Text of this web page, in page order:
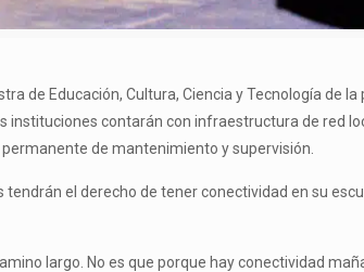
de Educación, Cultura, Ciencia y Tecnología de la
instituciones contarán con infraestructura de red
de mantenimiento y supervisión.
el derecho de tener conectividad en su
largo. No es que porque hay conectividad